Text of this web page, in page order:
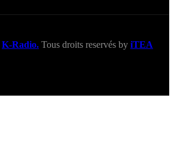
K-Radio. Tous droits reservés by iTEA